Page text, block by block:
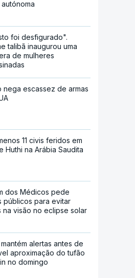
foi desfigurado".
talibã inaugurou uma
de mulheres
nega escassez de armas
11 civis feridos em
Huthi na Arábia Saudita
dos Médicos pede
públicos para evitar
na visão no eclipse solar
alertas antes de
aproximação do tufão
no domingo